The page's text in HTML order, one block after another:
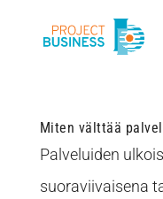
Miten välttää
Palveluiden
suoraviivaisena